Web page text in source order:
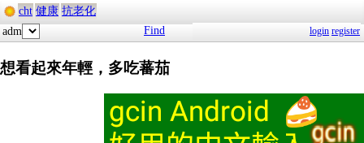
cht 健康 抗老化
adm
Find login register
想看起來年輕，多吃蕃茄